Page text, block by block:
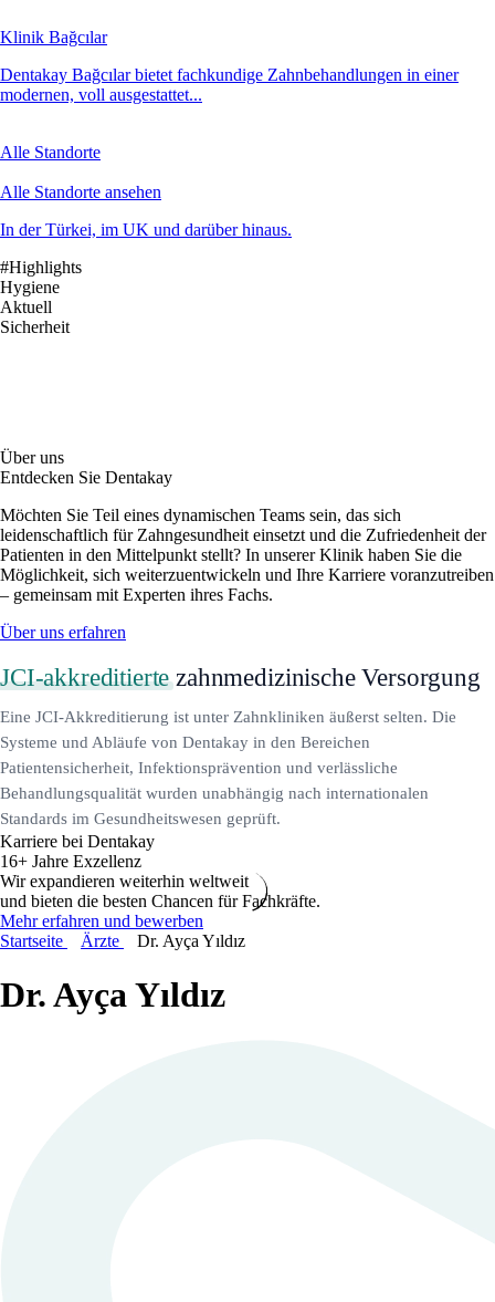
Klinik Bağcılar
Dentakay Bağcılar bietet fachkundige Zahnbehandlungen in einer
modernen, voll ausgestattet...
Alle Standorte
Alle Standorte ansehen
In der Türkei, im UK und darüber hinaus.
#Highlights
Hygiene
Aktuell
Sicherheit
Über uns
Entdecken Sie Dentakay
Möchten Sie Teil eines dynamischen Teams sein, das sich
leidenschaftlich für Zahngesundheit einsetzt und die Zufriedenheit der
Patienten in den Mittelpunkt stellt? In unserer Klinik haben Sie die
Möglichkeit, sich weiterzuentwickeln und Ihre Karriere voranzutreiben
– gemeinsam mit Experten ihres Fachs.
Über uns erfahren
JCI-akkreditiertezahnmedizinische Versorgung
Eine JCI-Akkreditierung ist unter Zahnkliniken äußerst selten. Die
Systeme und Abläufe von Dentakay in den Bereichen
Patientensicherheit, Infektionsprävention und verlässliche
Behandlungsqualität wurden unabhängig nach internationalen
Standards im Gesundheitswesen geprüft.
Karriere bei Dentakay
16+ Jahre Exzellenz
Wir expandieren weiterhin weltweit
und bieten die besten Chancen für Fachkräfte.
Mehr erfahren und bewerben
Startseite
Ärzte Dr. Ayça Yıldız
Dr. Ayça Yıldız